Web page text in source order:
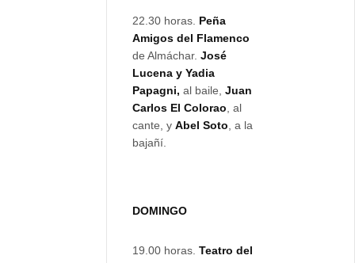
22.30 horas. Peña
Amigos del Flamenco
de Almáchar.José
Lucena y Yadia
Papagni, al baile,Juan
Carlos El Colorao , al
cante, yAbel Soto , a la
bajañí.
DOMINGO
19.00 horas.Teatro del